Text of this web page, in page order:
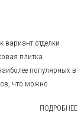
вариант отделки
плитка
популярных в
что можно
ПОДРОБНЕЕ